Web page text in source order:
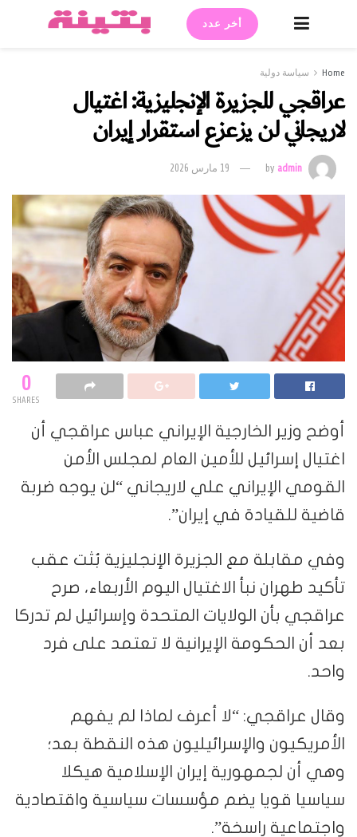
أخر عدد
Home سياسة دولية
عراقجي للجزيرة الإنجليزية: اغتيال
لاريجاني لن يزعزع استقرار إيران
byadmin 19 مارس 2026
0
SHARES
أوضح وزير الخارجية الإيراني عباس عراقجي أن
اغتيال إسرائيل للأمين العام لمجلس الأمن
القومي الإيراني علي لاريجاني “لن يوجه ضربة
قاضية للقيادة في إيران”.
وفي مقابلة مع الجزيرة الإنجليزية بُثت عقب
تأكيد طهران نبأ الاغتيال اليوم الأربعاء، صرح
عراقجي بأن الولايات المتحدة وإسرائيل لم تدركا
بعد أن الحكومة الإيرانية لا تعتمد على فرد
واحد.
وقال عراقجي: “لا أعرف لماذا لم يفهم
الأمريكيون والإسرائيليون هذه النقطة بعد؛
وهي أن لجمهورية إيران الإسلامية هيكلا
سياسيا قويا يضم مؤسسات سياسية واقتصادية
واجتماعية راسخة”.